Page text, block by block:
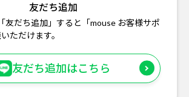
友だち追加
友だち追加」すると「mouse お客様サポ
ただけます。
友だち追加はこちら